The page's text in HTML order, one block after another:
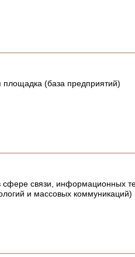
площадка (база предприятий)
сфере связи,
и массовых коммуникаций)